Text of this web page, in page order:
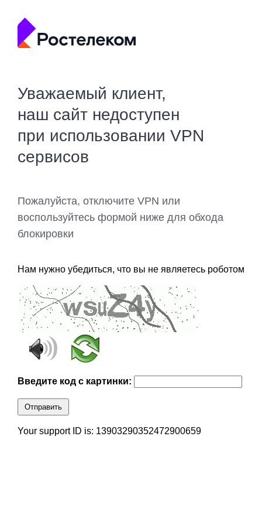
Уважаемый клиент,
наш сайт недоступен
при использовании VPN
сервисов
Пожалуйста, отключите VPN или
воспользуйтесь формой ниже для обхода
блокировки
Нам нужно убедиться, что вы не являетесь роботом
Введите код с картинки:
Отправить
Your support ID is: 13903290352472900659